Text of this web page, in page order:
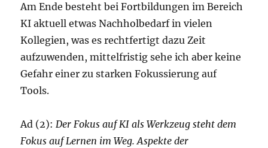
Am Ende besteht bei Fortbildungen im Bereich
KI aktuell etwas Nachholbedarf in vielen
Kollegien, was es rechtfertigt dazu Zeit
aufzuwenden, mittelfristig sehe ich aber keine
Gefahr einer zu starken Fokussierung auf
Tools.
Ad (2):Der Fokus auf KI als Werkzeug steht dem
Fokus auf Lernen im Weg. Aspekte der